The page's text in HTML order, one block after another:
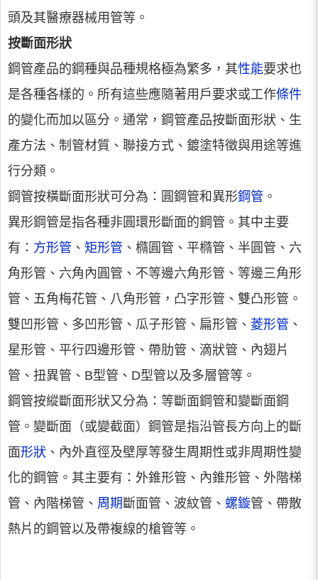
頭及其醫療器械用管等。
按斷面形狀
鋼管產品的鋼種與品種規格極為繁多，其性能要求也
是各種各樣的。所有這些應隨著用戶要求或工作條件
的變化而加以區分。通常，鋼管產品按斷面形狀、生
產方法、制管材質、聯接方式、鍍塗特徵與用途等進
行分類。
鋼管按橫斷面形狀可分為：圓鋼管和異形鋼管 。
異形鋼管是指各種非圓環形斷面的鋼管。其中主要
有： 方形管 、 矩形管 、橢圓管、平橢管、半圓管、六
角形管、六角內圓管、不等邊六角形管、等邊三角形
管、五角梅花管、八角形管，凸字形管、雙凸形管。
雙凹形管、多凹形管、瓜子形管、扁形管、 菱形管 、
星形管、平行四邊形管、帶肋管、滴狀管、內翅片
管、扭異管、B型管、D型管以及多層管等。
鋼管按縱斷面形狀又分為：等斷面鋼管和變斷面鋼
管。變斷面（或變截面）鋼管是指沿管長方向上的斷
面形狀 、內外直徑及壁厚等發生周期性或非周期性變
化的鋼管。其主要有：外錐形管、內錐形管、外階梯
管、內階梯管、 周期 斷面管、波紋管、 螺鏇管、帶散
熱片的鋼管以及帶複線的槍管等。